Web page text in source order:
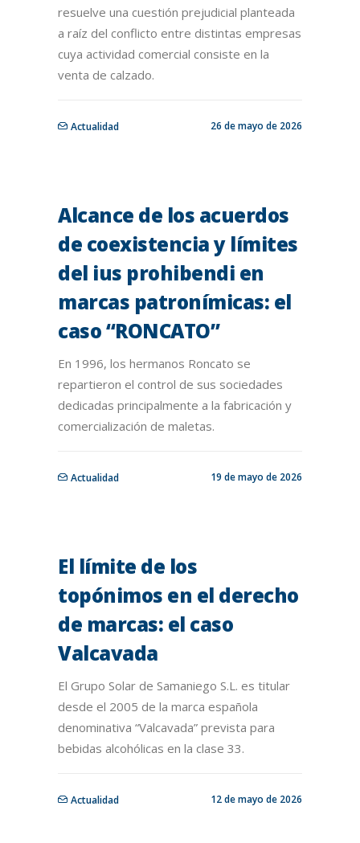
resuelve una cuestión prejudicial planteada
a raíz del conflicto entre distintas empresas
cuya actividad comercial consiste en la
venta de calzado.
Actualidad 26 de mayo de 2026
Alcance de los acuerdos
de coexistencia y límites
del ius prohibendi en
marcas patronímicas: el
caso “RONCATO”
En 1996, los hermanos Roncato se
repartieron el control de sus sociedades
dedicadas principalmente a la fabricación y
comercialización de maletas.
Actualidad 19 de mayo de 2026
El límite de los
topónimos en el derecho
de marcas: el caso
Valcavada
El Grupo Solar de Samaniego S.L. es titular
desde el 2005 de la marca española
denominativa “Valcavada” prevista para
bebidas alcohólicas en la clase 33.
Actualidad 12 de mayo de 2026